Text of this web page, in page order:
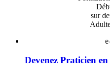
sur
Devenez Praticien